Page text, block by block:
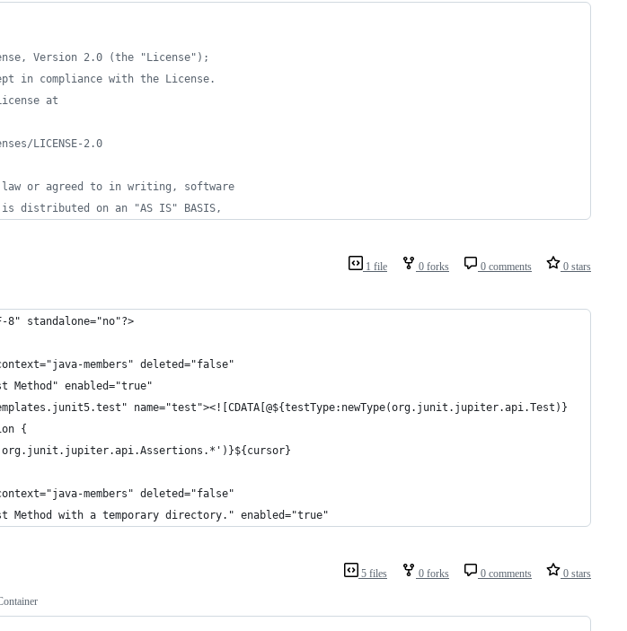
Version 2.0 (the "License");
in compliance with the License.
at
LICENSE-2.0
law or agreed to in writing, software
distributed on an "AS IS" BASIS,
1 file 0 forks 0 comments 0 stars
8" standalone="no"?>
members" deleted="false"
Method" enabled="true"
name="test"><![CDATA[@${testType:newType(org.junit.jupiter.api.Test)}
{
members" deleted="false"
Method with a temporary directory." enabled="true"
5 files 0 forks 0 comments 0 stars